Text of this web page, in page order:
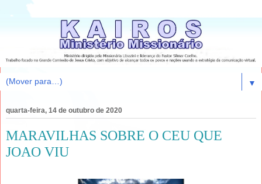
▼
quarta-feira, 14 de outubro de 2020
MARAVILHAS SOBRE O CEU QUE
JOAO VIU